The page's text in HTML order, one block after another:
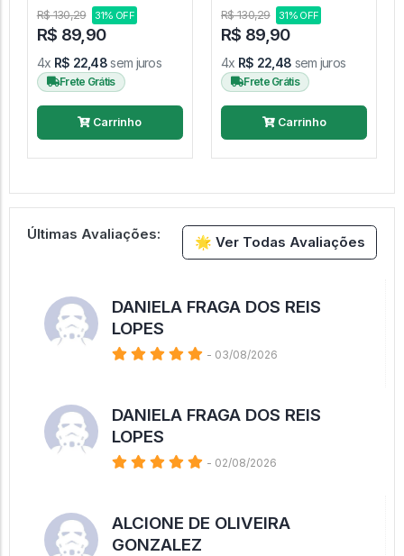
R$ 130,29 31% OFF
R$ 89,90
4x R$ 22,48sem juros
Frete Grátis
Carrinho
R$ 130,29
31% OFF
R$ 89,90
4x R$ 22,48 sem juros
Frete Grátis
Carrinho
🌟 Ver Todas Avaliações
Últimas Avaliações:
DANIELA FRAGA DOS REIS
LOPES
- 03/08/2026
DANIELA FRAGA DOS REIS
LOPES
- 02/08/2026
ALCIONE DE OLIVEIRA
GONZALEZ